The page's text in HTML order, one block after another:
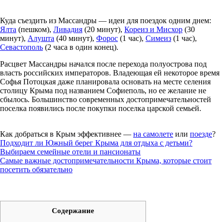
Куда съездить из Массандры — идеи для поездок одним днем:
Ялта (пешком), Ливадия (20 минут), Кореиз и Мисхор (30
минут), Алушта (40 минут), Форос (1 час), Симеиз (1 час),
Севастополь (2 часа в один конец).
Расцвет Массандры начался после перехода полуострова под
власть российских императоров. Владеющая ей некоторое время
Софья Потоцкая даже планировала основать на месте селения
столицу Крыма под названием Софиеполь, но ее желание не
сбылось. Большинство современных достопримечательностей
поселка появились после покупки поселка царской семьей.
Как добраться в Крым эффективнее — на самолете или поезде?
Подходит ли Южный берег Крыма для отдыха с детьми?
Выбираем семейные отели и пансионаты
Самые важные достопримечательности Крыма, которые стоит
посетить обязательно
Содержание